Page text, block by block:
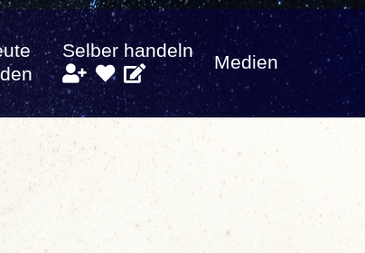
Selber handeln
Medien